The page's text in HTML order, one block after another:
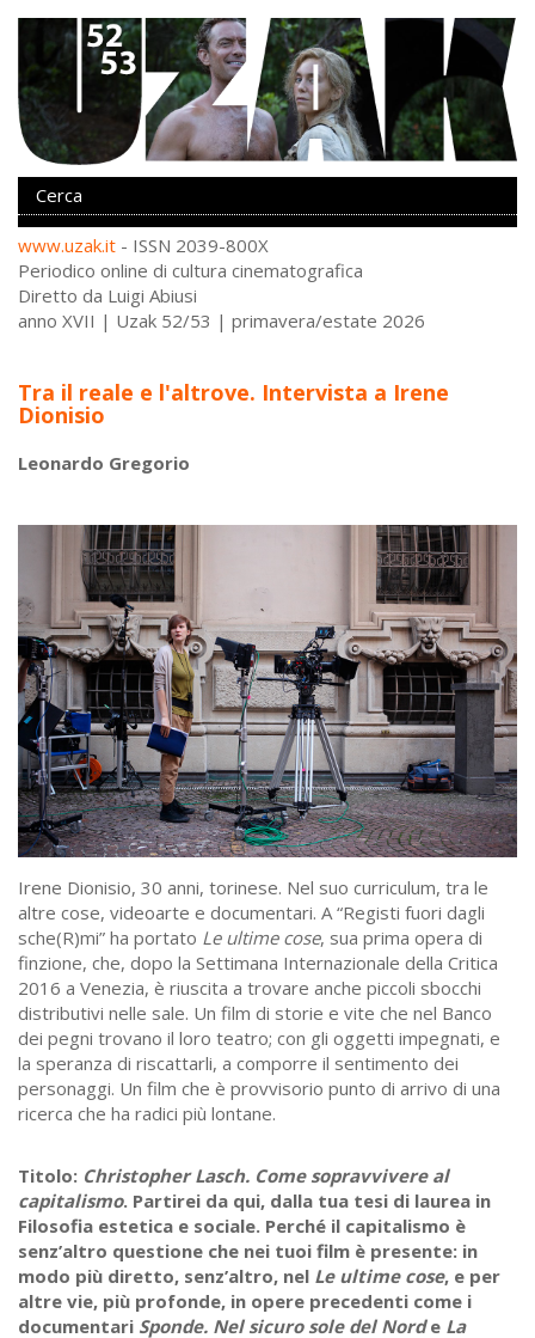
www.uzak.it - ISSN 2039-800X
Periodico online di cultura cinematografica
Diretto da Luigi Abiusi
anno XVII | Uzak 52/53 | primavera/estate 2026
Tra il reale e l'altrove. Intervista a Irene
Dionisio
Leonardo Gregorio
Irene Dionisio, 30 anni, torinese. Nel suo curriculum, tra le
altre cose, videoarte e documentari. A “Registi fuori dagli
sche(R)mi” ha portato Le ultime cose, sua prima opera di
finzione, che, dopo la Settimana Internazionale della Critica
2016 a Venezia, è riuscita a trovare anche piccoli sbocchi
distributivi nelle sale. Un film di storie e vite che nel Banco
dei pegni trovano il loro teatro; con gli oggetti impegnati, e
la speranza di riscattarli, a comporre il sentimento dei
personaggi. Un film che è provvisorio punto di arrivo di una
ricerca che ha radici più lontane.
Titolo: Christopher Lasch. Come sopravvivere al
capitalismo. Partirei da qui, dalla tua tesi di laurea in
Filosofia estetica e sociale. Perché il capitalismo è
senz’altro questione che nei tuoi film è presente: in
modo più diretto, senz’altro, nel Le ultime cose, e per
altre vie, più profonde, in opere precedenti come i
documentari Sponde. Nel sicuro sole del Norde La